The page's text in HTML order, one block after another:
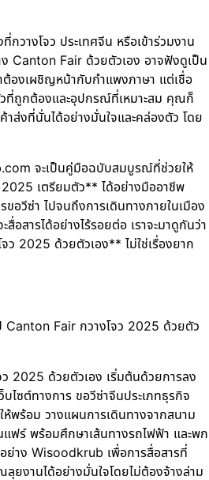
กวางโจว ประเทศจีน หรือเข้าร่วมงาน
Canton Fair ด้วยตัวเอง อาจฟังดูเป็น
าต้องเผชิญหน้ากับกำแพงภาษา แต่เชื่อ
วที่ถูกต้องและอุปกรณ์ที่เหมาะสม คุณก็
าส่งที่นั่นได้อย่างมั่นใจและคล่องตัว โดย
จะเป็นคู่มือฉบับสมบูรณ์ที่ช่วยให้
เตรียมตัว** ได้อย่างมืออาชีพ
อวีซ่า ไปจนถึงการเดินทางภายในเมือง
สารได้อย่างไร้รอยต่อ เราจะมาดูกันว่า
ว 2025 ด้วยตัวเอง** ไม่ใช่เรื่องยาก
Fair กวางโจว 2025 ด้วยตัว
2025 ด้วยตัวเอง เริ่มต้นด้วยการลง
บไซต์ทางการ ขอวีซ่าจีนประเภทธุรกิจ
ห้พร้อม วางแผนการเดินทางจากสนาม
แฟร์ พร้อมศึกษาเส้นทางรถไฟฟ้า และพก
าง Wisoodkrub เพื่อการสื่อสารที่
ยงานได้อย่างมั่นใจโดยไม่ต้องจ้างล่าม